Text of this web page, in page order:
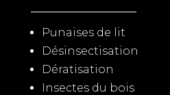
Punaises de lit
Désinsectisation
Dératisation
Insectes du bois